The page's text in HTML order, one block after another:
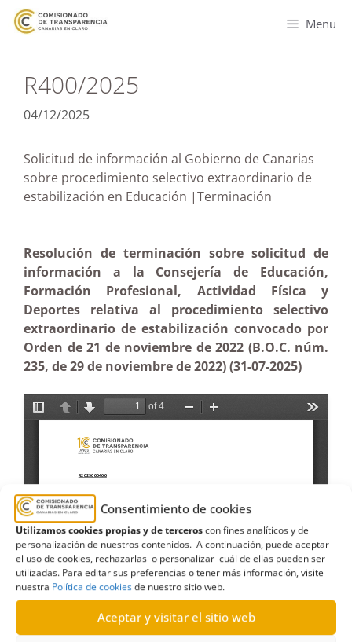
Consentimiento de cookies
Utilizamos cookies propias y de terceroscon fines analíticos y de
personalización de nuestros contenidos. A continuación, puede aceptar
el uso de cookies, rechazarlas o personalizar cuál de ellas pueden ser
utilizadas. Para editar sus preferencias o tener más información, visite
nuestra Política de cookiesde nuestro sitio web.
Aceptar y visitar el sitio web
Menu
R400/2025
04/12/2025
Solicitud de información al Gobierno de Canarias
sobre procedimiento selectivo extraordinario de
estabilización en Educación |Terminación
Resolución de terminación sobre solicitud de
información a la Consejería de Educación,
Formación Profesional, Actividad Física y
Deportes relativa al procedimiento selectivo
extraordinario de estabilización convocado por
Orden de 21 de noviembre de 2022 (B.O.C. núm.
235, de 29 de noviembre de 2022) (31-07-2025)